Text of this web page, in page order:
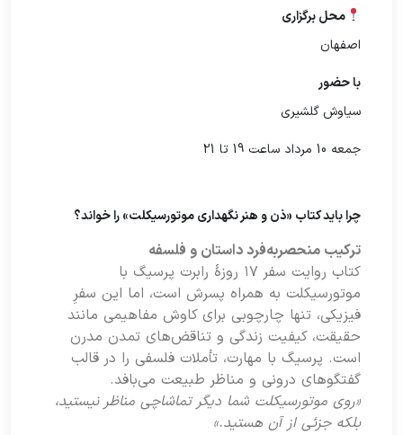
محل برگزاری
اصفهان
با حضور
سیاوش گلشیری
جمعه 10 مرداد ساعت 19 تا 21
چرا باید کتاب «ذن و هنر نگهداری موتورسیکلت» را خواند؟
ترکیب منحصربه‌فرد داستان و فلسفه
کتاب روایت سفر ۱۷ روزۀ رابرت پرسیگ با
موتورسیکلت به همراه پسرش است، اما این سفرِ
فیزیکی، تنها چارچوبی برای کاوش مفاهیمی مانند
حقیقت، کیفیت زندگی و تناقض‌های تمدن مدرن
است. پرسیگ با مهارت، تأملات فلسفی را در قالب
گفتگوهای درونی و مناظر طبیعت می‌بافد.
«روی موتورسیکلت شما دیگر تماشاچی مناظر نیستید،
بلکه جزئی از آن هستید.»